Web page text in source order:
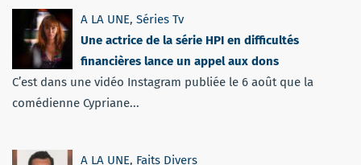
A LA UNE, Séries Tv
Une actrice de la série HPI en difficultés
financières lance un appel aux dons
C’est dans une vidéo Instagram publiée le 6 août que la
comédienne Cypriane...
A LA UNE, Faits Divers